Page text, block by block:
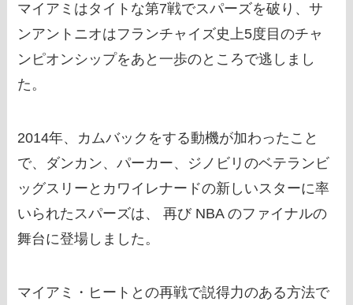
マイアミはタイトな第7戦でスパーズを破り、サ
ンアントニオはフランチャイズ史上5度目のチャ
ンピオンシップをあと一歩のところで逃しまし
た。
2014年、カムバックをする動機が加わったこと
で、ダンカン、パーカー、ジノビリのベテランビ
ッグスリーとカワイレナードの新しいスターに率
いられたスパーズは、 再び NBA のファイナルの
舞台に登場しました。
マイアミ・ヒートとの再戦で説得力のある方法で